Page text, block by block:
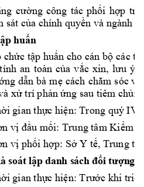
cường công tác phối hợp
sát của chính quyền và ngành y
ập huấn
chức tập huấn cho cán bộ các
tính an toàn của vắc xin, lưu ý
dẫn bà mẹ cách chăm sóc và
xử trí phản ứng sau tiêm
gian thực hiện: Trong quý IV
vị đầu mối: Trung tâm Kiểm
vị phối hợp: Sở Y tế, Trung
soát lập danh sách đối tượng
gian thực hiện: Trước khi triển